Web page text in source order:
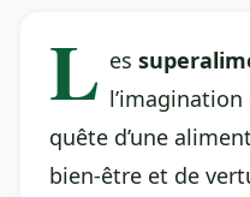
L es
quête d’une
bien-être et de